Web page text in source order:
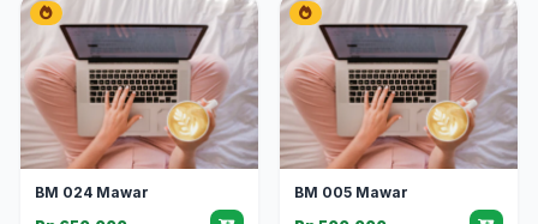
BM 024 Mawar
BM 005 Mawar